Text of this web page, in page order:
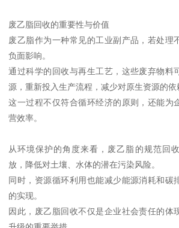
废乙脂回收的重要性与价值
废乙脂作为一种常见的工业副产品，若处理
负面影响。
通过科学的回收与再生工艺，这些废弃物料
源，重新投入生产流程，减少对原生资源的依
这一过程不仅符合循环经济的原则，还能为
营效率。
从环境保护的角度来看，废乙脂的规范回
放，降低对土壤、水体的潜在污染风险。
同时，资源循环利用也能减少能源消耗和碳
的实现。
因此，废乙脂回收不仅是企业社会责任的体